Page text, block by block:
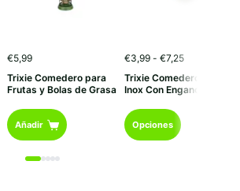
€5,99
Trixie Comedero para
Frutas y Bolas de Grasa
Añadir
€3,99 - €7,25Rango
precios:
desde
Trixie Comedero Acero
Inox Con Enganche
Opciones
Este
producto